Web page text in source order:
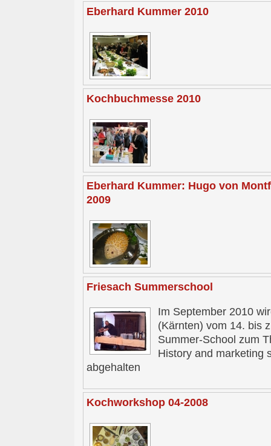
Eberhard Kummer 2010
Kochbuchmesse 2010
Eberhard Kummer: Hugo von
2009
Friesach Summerschool
Im September 2010
(Kärnten) vom 14. bis
Summer-School zum
History and marketing
abgehalten
Kochworkshop 04-2008